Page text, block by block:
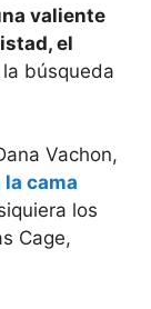
valiente
el
búsqueda
Vachon,
cama
los
Cage,